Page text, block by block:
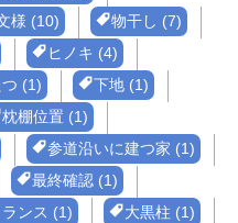
様 (10)
物干し (7)
ヒノキ (4)
(1)
下地 (1)
枕棚位置 (1)
参道沿いに建つ家 (1)
最終確認 (1)
ンス (1)
大黒柱 (1)